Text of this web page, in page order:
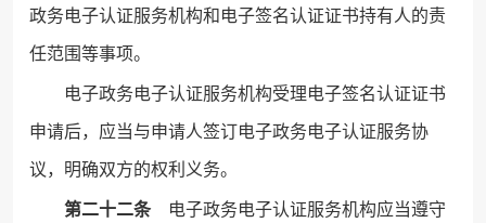
政务电子认证服务机构和电子签名认证证书持有人的责
任范围等事项。
电子政务电子认证服务机构受理电子签名认证证书
申请后，应当与申请人签订电子政务电子认证服务协
议，明确双方的权利义务。
第二十二条电子政务电子认证服务机构应当遵守